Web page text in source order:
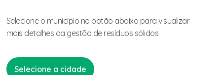
Selecione o município no botão abaixo para visualizar
mais detalhes da gestão de resíduos sólidos
Selecione a cidade